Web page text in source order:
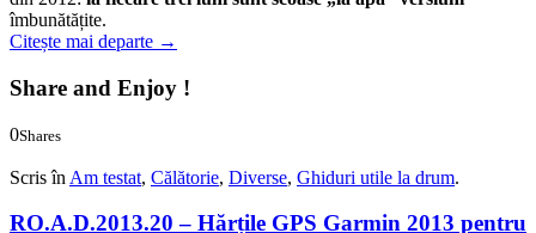
îmbunătățite.
Citește mai departe →
Share and Enjoy !
0Shares
Scris în Am testat, Călătorie, Diverse, Ghiduri utile la drum.
RO.A.D.2013.20 – Hărțile GPS Garmin 2013 pentru